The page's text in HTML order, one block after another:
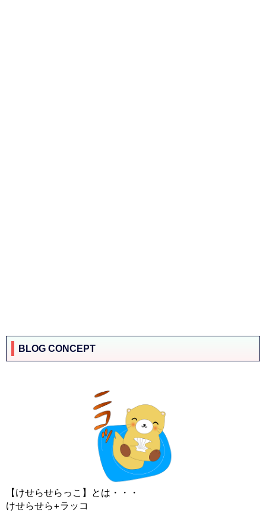
BLOG CONCEPT
【けせらせらっこ】とは・・・
けせらせら+ラッコ